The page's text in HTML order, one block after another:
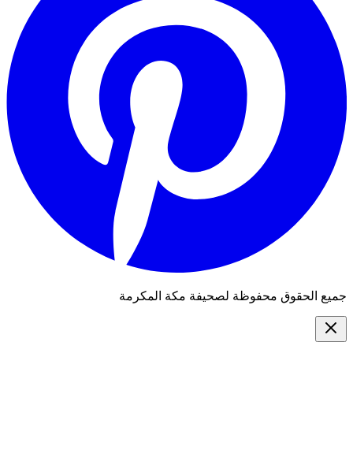
جميع الحقوق محفوظة لصحيفة مكة المكرمة